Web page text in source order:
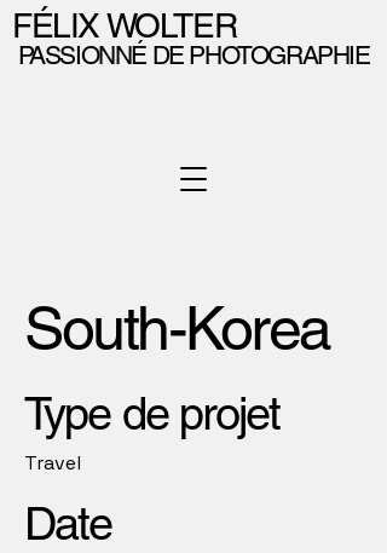
FÉLIX WOLTER
PASSIONNÉ DE PHOTOGRAPHIE
South-Korea
Type de projet
Travel
Date